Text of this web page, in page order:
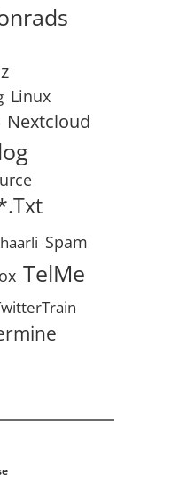
Linux
Nextcloud
Spam
TelMe